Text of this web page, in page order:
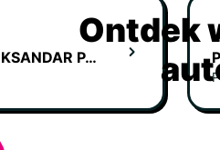
SKOPJE HOTEL ALEKSANDAR PALACE
Ontdek